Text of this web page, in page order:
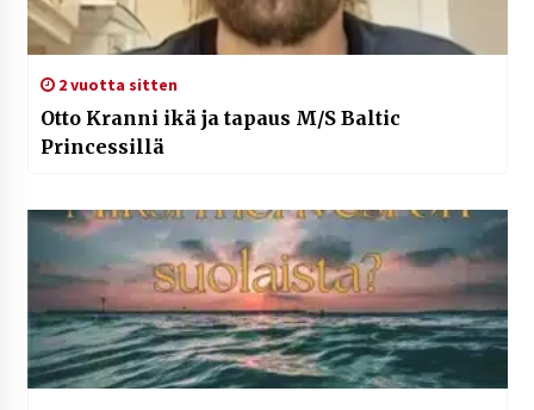
2 vuotta sitten
Otto Kranni ikä ja tapaus M/S Baltic
Princessillä